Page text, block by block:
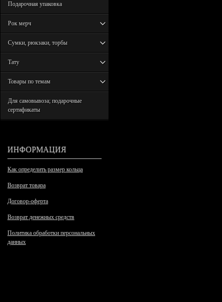
Подарочная упаковка
Рок мерч
Сумки, рюкзаки, торбы
Тату
Товары по темам
Для самовывоза; подарочные
сертификаты
ИНФОРМАЦИЯ
Как определить размер кольца
Возврат товара
Договор-оферта
Возврат денежных средств
Политика обработки персональных
данных